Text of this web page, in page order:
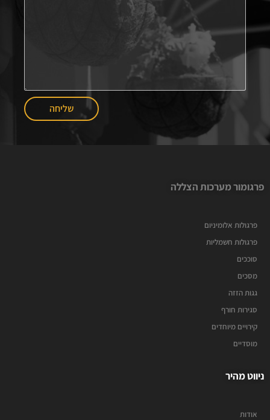
שליחה
פרגומור מערכות הצללה
פרגולות אלומיניום
פרגולות חשמליות
סוככים
מסכים
גגות הזזה
סגירות חורף
קירויים מיוחדים
מוסדיים
ניווט מהיר
אודות